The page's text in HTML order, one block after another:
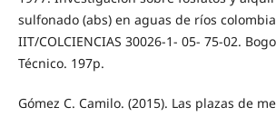
sulfonado (abs) en aguas de ríos
IIT/COLCIENCIAS 30026-1- 05- 75-02.
Técnico. 197p.
Gómez C. Camilo. (2015). Las plazas de